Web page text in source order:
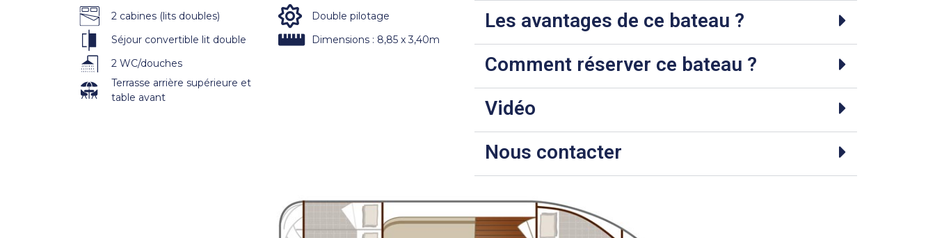
2 cabines (lits doubles)
Séjour convertible lit double
2 WC/douches
Terrasse arrière supérieure et
table avant
Double pilotage
Dimensions : 8,85 x 3,40m
Les avantages de ce bateau ?
Comment réserver ce bateau ?
Vidéo
Nous contacter